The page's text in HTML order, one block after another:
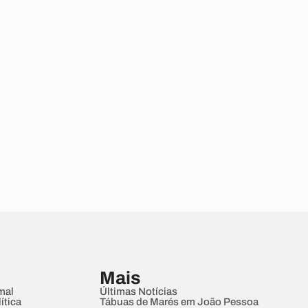
Mais
Últimas Notícias
Tábuas de Marés em João Pessoa